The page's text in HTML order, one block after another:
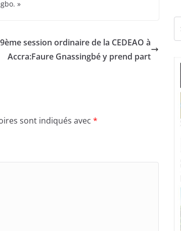
»
session ordinaire de la CEDEAO à
Accra:Faure Gnassingbé y prend part
sont indiqués avec *